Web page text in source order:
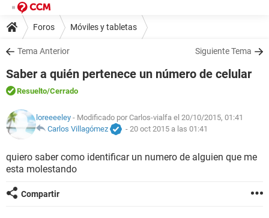
Foros Móviles y tabletas
Tema Anterior Siguiente Tema
Saber a quién pertenece un número de celular
Resuelto/Cerrado
loreeeeley - Modificado por Carlos-vialfa el 20/10/2015, 01:41
Carlos Villagómez
- 20 oct 2015 a las 01:41
quiero saber como identificar un numero de alguien que me
esta molestando
Compartir